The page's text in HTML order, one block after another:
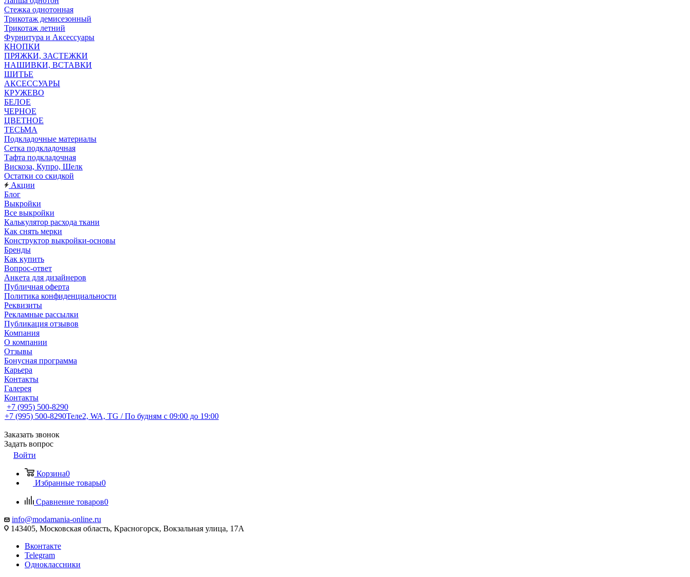
Стежка однотонная
Трикотаж демисезонный
Трикотаж летний
Фурнитура и Аксессуары
КНОПКИ
ПРЯЖКИ, ЗАСТЕЖКИ
НАШИВКИ, ВСТАВКИ
ШИТЬЕ
АКСЕССУАРЫ
КРУЖЕВО
БЕЛОЕ
ЧЕРНОЕ
ЦВЕТНОЕ
ТЕСЬМА
Подкладочные материалы
Сетка подкладочная
Тафта подкладочная
Вискоза, Купро, Шелк
Остатки со скидкой
Акции
Блог
Выкройки
Все выкройки
Калькулятор расхода ткани
Как снять мерки
Конструктор выкройки-основы
Бренды
Как купить
Вопрос-ответ
Анкета для дизайнеров
Публичная оферта
Политика конфиденциальности
Реквизиты
Рекламные рассылки
Публикация отзывов
Компания
О компании
Отзывы
Бонусная программа
Карьера
Контакты
Галерея
Контакты
+7 (995) 500-8290
+7 (995) 500-8290Теле2, WA, TG / По будням c 09:00 до 19:00
Заказать звонок
Задать вопрос
Войти
Корзина0
Избранные товары0
Сравнение товаров0
info@modamania-online.ru
143405, Московская область, Красногорск, Вокзальная улица, 17А
Вконтакте
Telegram
Одноклассники